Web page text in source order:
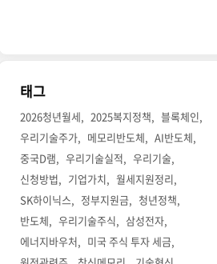
태그
2026청년월세 2025복지정책
블록체인
우리기술주가
메모리반도체
AI반도체
중국D램
우리기술실적
우리기술
신청방법
기업가치
월세지원정리
SK하이닉스
정부지원금
청년정책
반도체
우리기술주식
삼성전자
에너지바우처
미국 주식 투자 세금